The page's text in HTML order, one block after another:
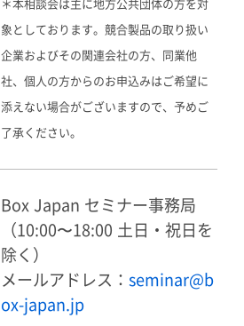
＊本相談会は主に地方公共団体の方を対
象としております。競合製品の取り扱い
企業およびその関連会社の方、同業他
社、個人の方からのお申込みはご希望に
添えない場合がございますので、予めご
了承ください。
Box Japan セミナー事務局
（10:00〜18:00 土日・祝日を
除く）
メールアドレス： seminar@b
ox-japan.jp